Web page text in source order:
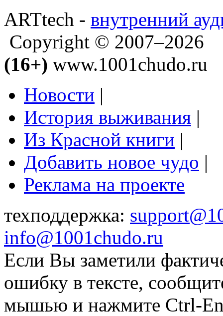
ARTtech - внутренний
Copyright © 2007–2026
(16+) www.1001chudo.ru
Новости |
История выживания |
Из Красной книги |
Добавить новое чудо |
Реклама на проекте
техподдержка:
info@1001chudo.ru
Если Вы заметили
ошибку в тексте,
мышью и нажмите Ctrl-